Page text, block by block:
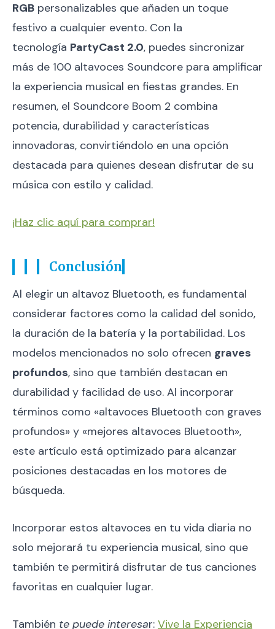
RGB personalizables que añaden un toque
festivo a cualquier evento. Con la
tecnología PartyCast 2.0, puedes sincronizar
más de 100 altavoces Soundcore para amplificar
la experiencia musical en fiestas grandes. En
resumen, el Soundcore Boom 2 combina
potencia, durabilidad y características
innovadoras, convirtiéndolo en una opción
destacada para quienes desean disfrutar de su
música con estilo y calidad.
¡Haz clic aquí para comprar!
Conclusión
Al elegir un altavoz Bluetooth, es fundamental
considerar factores como la calidad del sonido,
la duración de la batería y la portabilidad. Los
modelos mencionados no solo ofrecen graves
profundos, sino que también destacan en
durabilidad y facilidad de uso. Al incorporar
términos como «altavoces Bluetooth con graves
profundos» y «mejores altavoces Bluetooth»,
este artículo está optimizado para alcanzar
posiciones destacadas en los motores de
búsqueda.
Incorporar estos altavoces en tu vida diaria no
solo mejorará tu experiencia musical, sino que
también te permitirá disfrutar de tus canciones
favoritas en cualquier lugar.
También te puede interesar: Vive la Experiencia